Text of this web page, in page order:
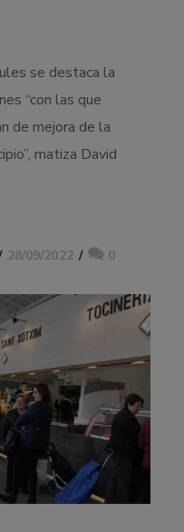
se destaca la
“con las que
de mejora de la
matiza David
28/09/2022 0